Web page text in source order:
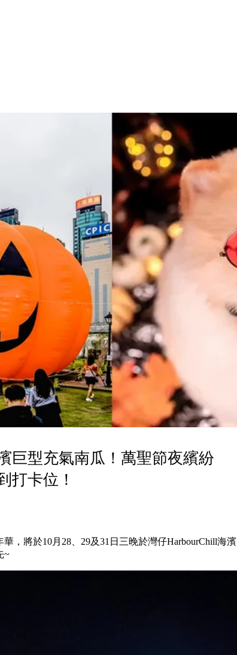
巨型充氣南瓜！萬聖節夜繽紛
打卡位！
，將於10月28、29及31日三晚於灣仔HarbourChill海濱
~